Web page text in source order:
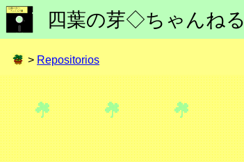
四葉の芽◇ちゃんねる
> Repositorios